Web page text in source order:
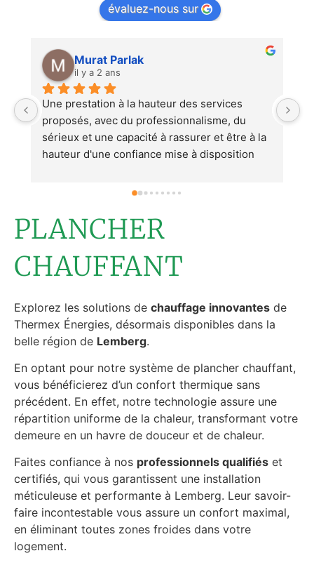
évaluez-nous sur
du
et être à la
Sylvain Kubler
Thermex Energies a été présente du
la fin, que ce soit pour l'équipe
ou technique. Pour illustrer à quel point
été parfait, voici une petite anecdote :1.
août 2023 en vue de l'installation d'une
Début décembre, nous avons rencontré un
problème avec notre chaudière
au monoxyde) nécessitant l'arrêt de celle-
nous privant de chauffage et d'eau chaude
Thermex s'est montrée disponible en
proposant de nous prêter gratuitement
convecteurs électriques.3. Thermex a fait
au maximum (intervention prévue le 20
janvier au lieu d'avril/mai).4. L'équipe
technique, dirigée par Mike, a été
aimable, respectueuse, efficace et très
dans ses explications. Ils ont retiré tous
circuits d'eau devenus inutiles et ont
un chantier propre et fonctionnel (voir
ci-jointes).5. Mon plombier, qui est
à la fin de l'installation pour un autre
m'a fait part de son impression : "Nous
PLANCHER
CHAUFFANT
Explorez les solutions de chauffage innovantes de
Thermex Énergies, désormais disponibles dans la
belle région de Lemberg.
En optant pour notre système de plancher chauffant,
vous bénéficierez d’un confort thermique sans
précédent. En effet, notre technologie assure une
répartition uniforme de la chaleur, transformant votre
demeure en un havre de douceur et de chaleur.
Faites confiance à nos professionnels qualifiés et
certifiés, qui vous garantissent une installation
méticuleuse et performante à Lemberg. Leur savoir-
faire incontestable vous assure un confort maximal,
en éliminant toutes zones froides dans votre
logement.